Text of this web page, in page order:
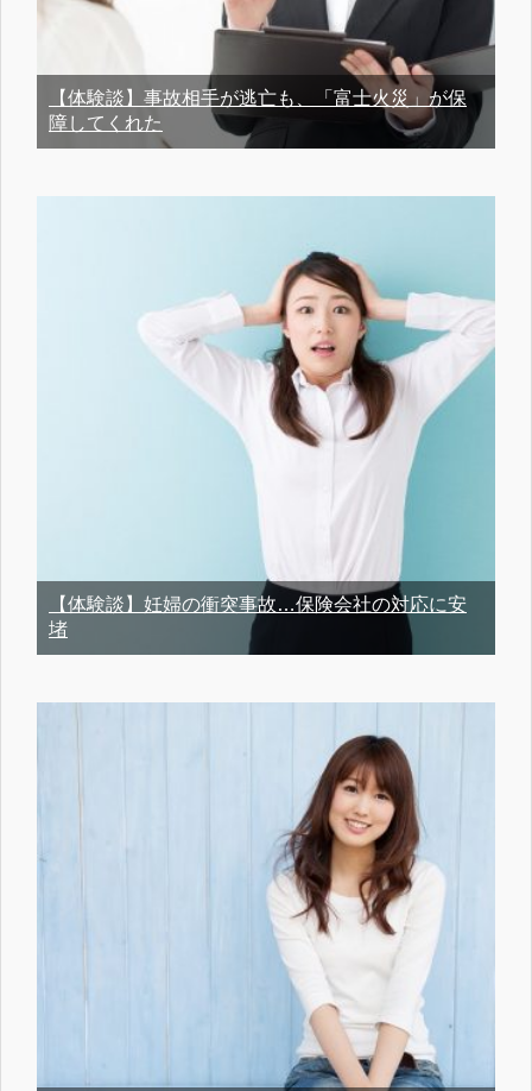
【体験談】事故相手が逃亡も、「富士火災」が保
障してくれた
【体験談】妊婦の衝突事故…保険会社の対応に安
堵